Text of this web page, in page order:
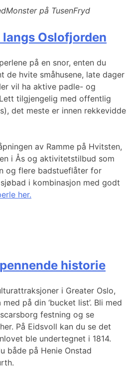
på TusenFryd
langs Oslofjorden
på en snor, enten du
de hvite småhusene, late dager
vil ha aktive padle- og
tilgjengelig med offentlig
det meste er innen rekkevidde
av Ramme på Hvitsten,
i Ås og aktivitetstilbud som
og flere badstueflåter for
i kombinasjon med godt
her.
historie
i Greater Oslo,
på din ‘bucket list’. Bli med
festning og se
På Eidsvoll kan du se det
ble undertegnet i 1814.
både på Henie Onstad